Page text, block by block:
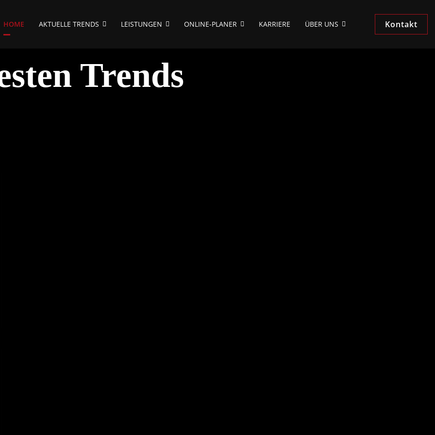
Kontakt
HOME AKTUELLE TRENDS LEISTUNGEN ONLINE-PLANER KARRIERE ÜBER UNS
Trends